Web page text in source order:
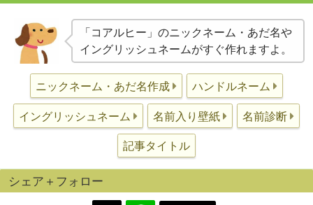
「コアルヒー」のニックネーム・あだ名や
イングリッシュネームがすぐ作れますよ。
ニックネーム・あだ名作成 ハンドルネーム
イングリッシュネーム 名前入り壁紙 名前診断
記事タイトル
シェア＋フォロー